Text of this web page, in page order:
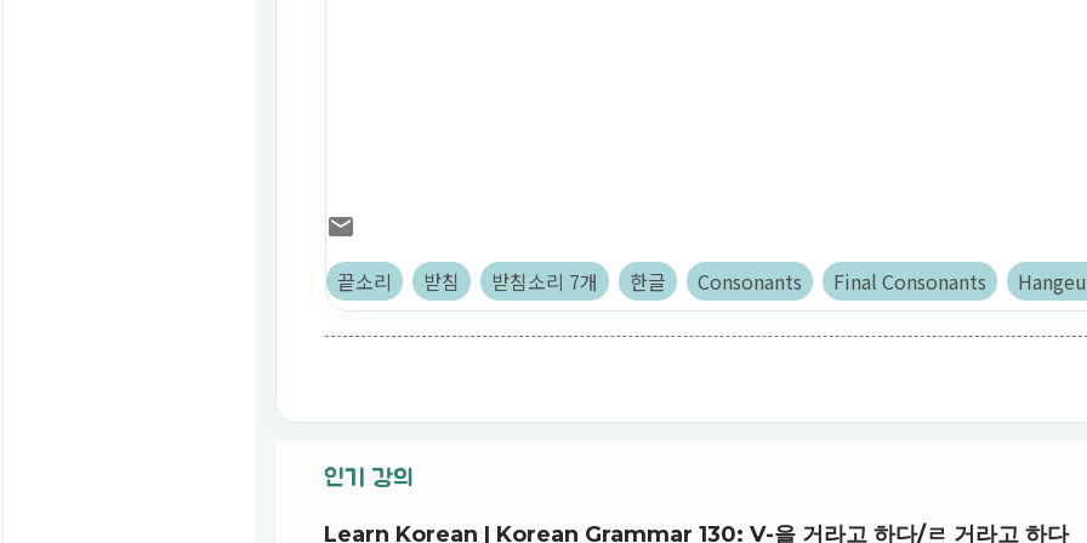
끝소리 받침 받침소리 7개 한글 Consonants Final Consonants
인기 강의
Learn Korean | Korean Grammar 130: V-을 거라고 하다/ㄹ 거라고 하다